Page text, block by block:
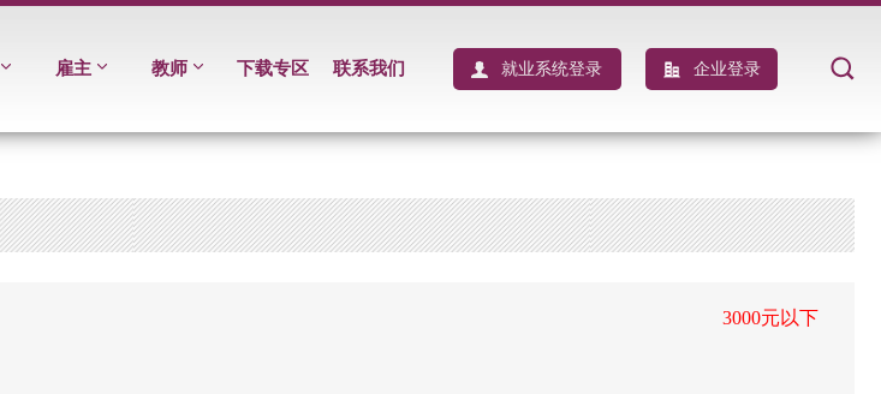
雇主 教师 下载专区 联系我们 就业系统登录 企业登录
3000元以下